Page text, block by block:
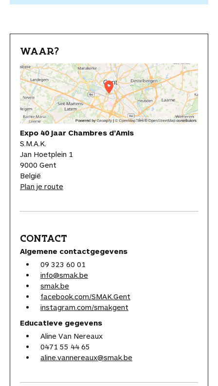
WAAR?
Expo 40 jaar Chambres d’Amis
S.M.A.K.
Jan Hoetplein 1
9000 Gent
België
Plan je route
CONTACT
Algemene contactgegevens
09 323 60 01
info@smak.be
smak.be
facebook.com/SMAK.Gent
instagram.com/smakgent
Educatieve gegevens
Aline Van Nereaux
0471 55 44 65
aline.vannereaux@smak.be